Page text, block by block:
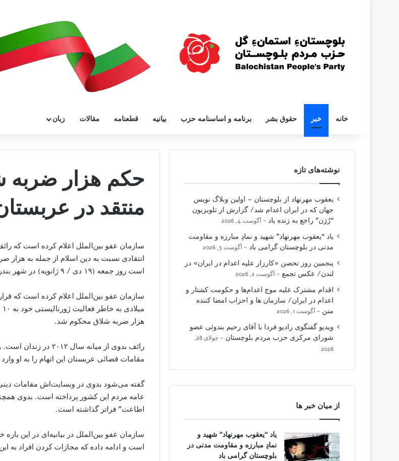
خانه خبر حقوق بشر برنامه و اساسنامه حزب بیانیه قطعنامه مقالات زبان
حکم هزار ضربه
منتقد در
سازمان عفو بین‌الملل اعلام کرده است که
انتقادی نسبت به دین اسلام از جمله به
است روز جمعه (۱۹ دی / ۹ ژانویه) در شهر بندری جده اجرا شود.
سازمان عفو بین‌الملل اعلام کرده است که
هزار ضربه شلاق محکوم شد.
رائف بدوی از میانه
مقامات قضائی عربستان این اتهام را به او
گفته می‌شود بدوی در وبسایت‌اش مقامات دینی
عامه مردم این کشور پرداخته است. بدوی
اطاعت” فراتر گذاشته است.
سازمان عفو بین‌الملل در بیانیه‌ای در این
است و ادامه داده که مجازات کردن افراد به
نوشته‌های تازه
یعقوب مهرنهاد از بلوچستان – اولین وبلاگ نویس
جهان که در ایران اعدام شد/ گزارش از تلویزیون
“رُژن” راجع به زنده یاد
آگوست 4, 2026
یاد “یعقوب مهرنهاد” شهید و نمادِ مبارزه و مقاومت
مدنی در بلوچستان گرامی باد
آگوست 3, 2026
پنجمین روز تحصن «کارزار علیه اعدام در ایران» در
لندن/ عکس تجمع
آگوست 2, 2026
اقدام مشترک علیه موج اعدام‌ها و حکومت کشتار و
اعدام در ایران/ سازمان ها و احزاب امضا کننده
متن
آگوست 1, 2026
ویدیو گفتگوی رادیو فردا با آقای رحیم بندوئی عضو
شورای مرکزی حزب مردم بلوچستان
جولای 28,
2026
از میان خبر ها
یاد “یعقوب مهرنهاد” شهید و
نمادِ مبارزه و مقاومت مدنی در
بلوچستان گرامی باد